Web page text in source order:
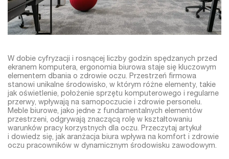
W dobie cyfryzacji i rosnącej liczby godzin spędzanych przed
ekranem komputera, ergonomia biurowa staje się kluczowym
elementem dbania o zdrowie oczu. Przestrzeń firmowa
stanowi unikalne środowisko, w którym różne elementy, takie
jak oświetlenie, położenie sprzętu komputerowego i regularne
przerwy, wpływają na samopoczucie i zdrowie personelu.
Meble biurowe, jako jedne z fundamentalnych elementów
przestrzeni, odgrywają znaczącą rolę w kształtowaniu
warunków pracy korzystnych dla oczu. Przeczytaj artykuł
i dowiedz się, jak aranżacja biura wpływa na komfort i zdrowie
oczu pracowników w dynamicznym środowisku zawodowym.